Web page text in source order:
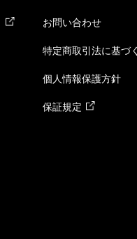
お問い合わせ
特定商取引法に基づ
個人情報保護方針
保証規定